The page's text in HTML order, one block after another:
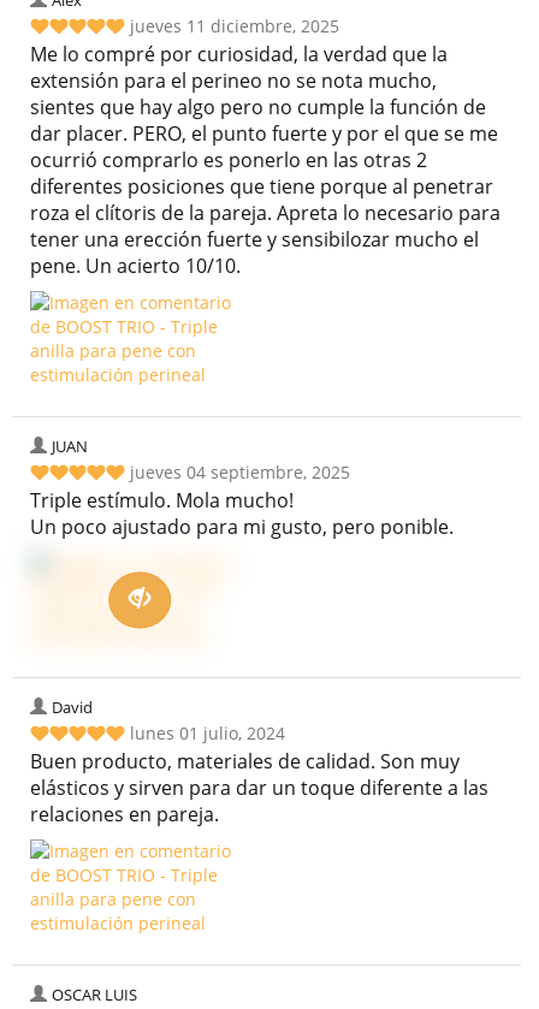
jueves 11 diciembre, 2025
Me lo compré por curiosidad, la verdad que la
extensión para el perineo no se nota mucho,
sientes que hay algo pero no cumple la función de
dar placer. PERO, el punto fuerte y por el que se me
ocurrió comprarlo es ponerlo en las otras 2
diferentes posiciones que tiene porque al penetrar
roza el clítoris de la pareja. Apreta lo necesario para
tener una erección fuerte y sensibilozar mucho el
pene. Un acierto 10/10.
JUAN
jueves 04 septiembre, 2025
Triple estímulo. Mola mucho!
Un poco ajustado para mi gusto, pero ponible.
David
lunes 01 julio, 2024
Buen producto, materiales de calidad. Son muy
elásticos y sirven para dar un toque diferente a las
relaciones en pareja.
OSCAR LUIS